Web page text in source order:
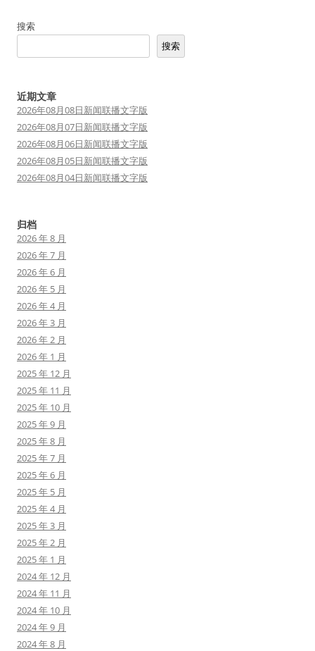
搜索
搜索
近期文章
2026年08月08日新闻联播文字版
2026年08月07日新闻联播文字版
2026年08月06日新闻联播文字版
2026年08月05日新闻联播文字版
2026年08月04日新闻联播文字版
归档
2026 年 8 月
2026 年 7 月
2026 年 6 月
2026 年 5 月
2026 年 4 月
2026 年 3 月
2026 年 2 月
2026 年 1 月
2025 年 12 月
2025 年 11 月
2025 年 10 月
2025 年 9 月
2025 年 8 月
2025 年 7 月
2025 年 6 月
2025 年 5 月
2025 年 4 月
2025 年 3 月
2025 年 2 月
2025 年 1 月
2024 年 12 月
2024 年 11 月
2024 年 10 月
2024 年 9 月
2024 年 8 月